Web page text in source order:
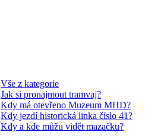
Vše z kategorie
Jak si pronajmout tramvaj?
Kdy má otevřeno Muzeum MHD?
Kdy jezdí historická linka číslo 41?
Kdy a kde můžu vidět mazačku?